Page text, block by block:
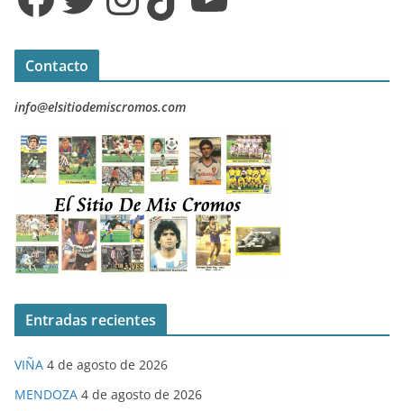
Contacto
info@elsitiodemiscromos.com
Entradas recientes
VIÑA 4 de agosto de 2026
MENDOZA 4 de agosto de 2026